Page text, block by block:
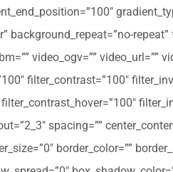
video_ogv=”” video_url=””
filter_contrast=”100″
spacing=””
border_color=””